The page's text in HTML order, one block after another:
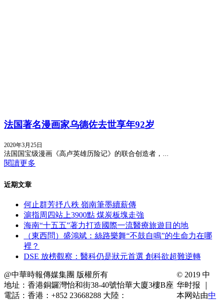
法国著名漫画家乌德佐去世享年92岁
2020年3月25日
法国国宝级漫画《高卢英雄历险记》的联合创造者，...
閱讀更多
近期文章
何止群芳抒八秩 嶺南筆墨續薪傳
滬指周四站上3900點 煤炭板塊走強
海南“十五五”著力打造國際一流醫療旅遊目的地
（東西問）盛鴻斌：絲路樂舞“不鼓自鳴”的生命力在哪
裡？
DSE 放榜觀察：醫科仍是狀元首選 創科欲超難逆轉
@中華時報傳媒集團 版權所有
地址：香港銅鑼灣怡和街38-40號怡華大廈3樓B座
電話：香港：+852 23668288 大陸：
© 2019 中
华时报 ｜
本网站由中